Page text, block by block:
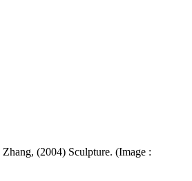
(2004) Sculpture. (Image :